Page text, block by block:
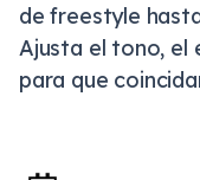
de freestyle
Ajusta el tono, el
para que